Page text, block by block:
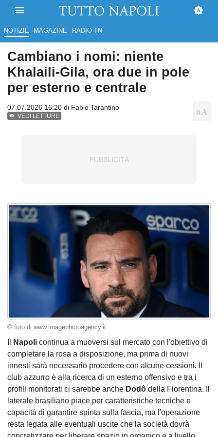
NOTIZIE MAGAZINE RADIO TN
Cambiano i nomi: niente
Khalaili-Gila, ora due in pole
per esterno e centrale
07.07.2026 16:20 di Fabio Tarantino
VEDI LETTURE
© foto di www.imagephotoagency.it
Napoli continua a muoversi sul mercato con l'obiettivo di
completare la rosa a disposizione, ma prima di nuovi
innesti sarà necessario procedere con alcune cessioni. Il
club azzurro è alla ricerca di un esterno offensivo e tra i
profili monitorati ci sarebbe anche Dodô della Fiorentina. Il
laterale brasiliano piace per caratteristiche tecniche e
capacità di garantire spinta sulla fascia, ma l'operazione
resta legata alle eventuali uscite che la società dovrà